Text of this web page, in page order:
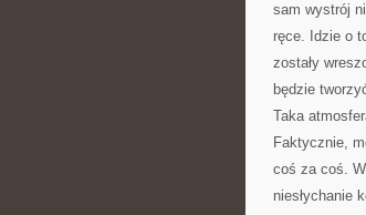
sam wystrój
ręce. Idzie o
zostały
będzie
Taka
Faktycznie,
coś za coś.
niesłychanie